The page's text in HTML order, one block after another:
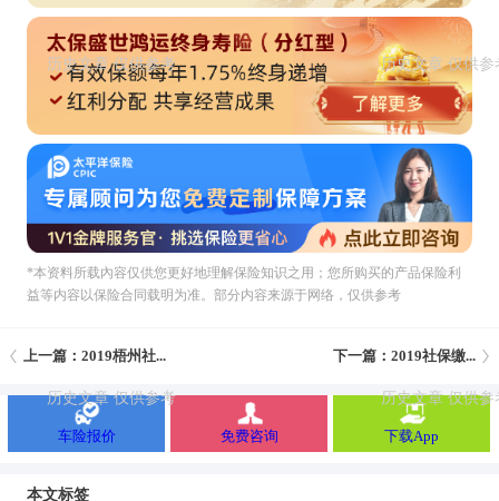
*本资料所载內容仅供您更好地理解保险知识之用；您所购买的产品保险利
益等内容以保险合同载明为准。部分内容来源于网络，仅供参考
上一篇：2019梧州社... 下一篇：2019社保缴...
车险报价 免费咨询 下载App
本文标签